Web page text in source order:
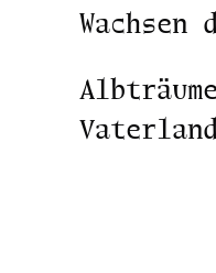
Wachsen